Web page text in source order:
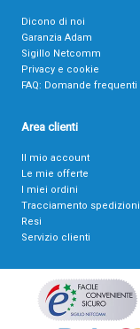
Dicono di noi
Garanzia Adam
Sigillo Netcomm
Privacy e cookie
FAQ: Domande frequenti
Area clienti
Il mio account
Le mie offerte
I miei ordini
Tracciamento spedizioni
Resi
Servizio clienti